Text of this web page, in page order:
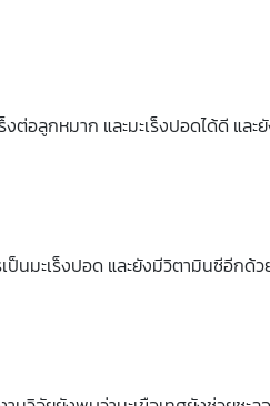
อลูกหมาก และมะเร็งปอดได้ดี และ
นมะเร็งปอด และยังมีวิตามินซีอีกด้ว